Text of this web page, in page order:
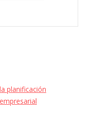
planificación